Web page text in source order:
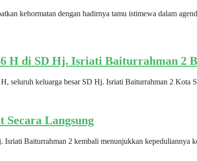
kehormatan dengan hadirnya tamu istimewa dalam
di SD Hj. Isriati Baiturrahman 2
keluarga besar SD Hj. Isriati Baiturrahman 2 Kota
Langsung
Baiturrahman 2 kembali menunjukkan kepeduliannya